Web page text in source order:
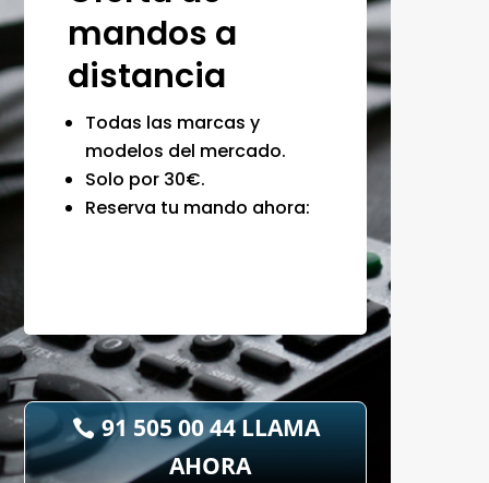
mandos a
distancia
Todas las marcas y
modelos del mercado.
Solo por 30€.
Reserva tu mando ahora:
91 505 00 44 LLAMA
AHORA